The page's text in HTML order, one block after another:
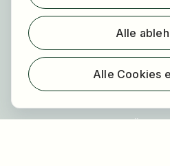
Für
Über
Alle
Alle Cookies